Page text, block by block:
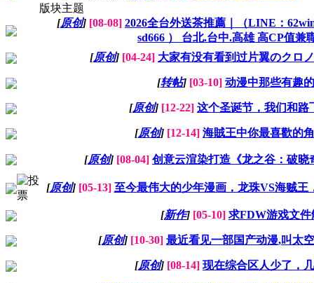
版块主题
[原创] [08-08] 2026全台外送茶推薦｜（LINE：
sd666 ） 台北.台中.高雄 高CP值兼
[原创] [04-24] 大家有没有看到过片翼のクロ
[转帖] [03-10] 动漫中那些有趣
[原创] [12-22] 这个圣诞节，我们和路
[原创] [12-14] 海賊王中你最喜歡的
[原创] [08-04] 创意云渲染打造《龙之谷：破晓
[原创] [05-13] 至今最伟大的少年漫画，龙珠VS海贼王
[新作] [05-10] 求FDW游戏文件
[原创] [10-30] 最近看见一部国产动漫,叫太
[原创] [08-14] 现在综合区人少了，